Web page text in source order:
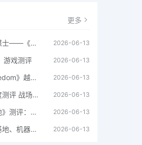
更多
从射击硬汉到回合谋士——《战争机器：战略版》如何演绎另一位猛男的传奇 2026-06-13
游戏测评 2026-06-13
《Trial Xtreme Freedom》越野摩托车测评总结 2026-06-13
《三角洲行动》深度测评 战场上的野心与裂痕 2026-06-13
《明日方舟：终末地》测评：于荒芜之中，重建文明 2026-06-13
《识质存在》月球基地、机器人女孩多年来最佳射击游戏 2026-06-13